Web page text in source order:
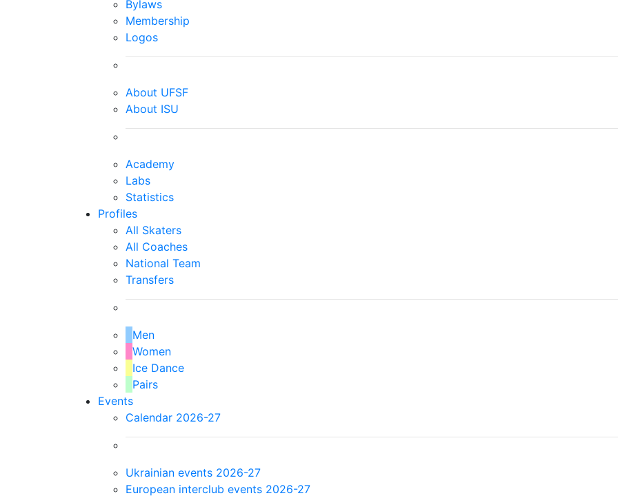
Bylaws
Membership
Logos
About UFSF
About ISU
Academy
Labs
Statistics
Profiles
All Skaters
All Coaches
National Team
Transfers
Men
Women
Ice Dance
Pairs
Events
Calendar 2026-27
Ukrainian events 2026-27
European interclub events 2026-27